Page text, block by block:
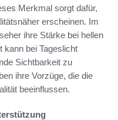
Merkmal sorgt dafür,
erscheinen. Im
ihre Stärke bei hellen
kann bei Tageslicht
Sichtbarkeit zu
ihre Vorzüge, die die
beeinflussen.